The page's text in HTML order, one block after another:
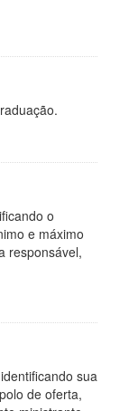
o
e máximo
responsável,
sua
de oferta,